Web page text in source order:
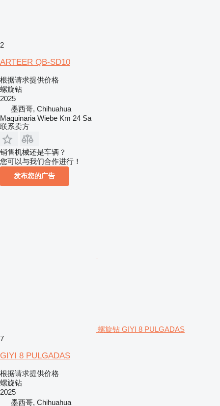
2
ARTEER QB-SD10
根据请求提供价格
螺旋钻
2025
墨西哥, Chihuahua
Maquinaria Wiebe Km 24 Sa
联系卖方
销售机械还是车辆？
您可以与我们合作进行！
发布您的广告
螺旋钻 GIYI 8 PULGADAS
7
GIYI 8 PULGADAS
根据请求提供价格
螺旋钻
2025
墨西哥, Chihuahua